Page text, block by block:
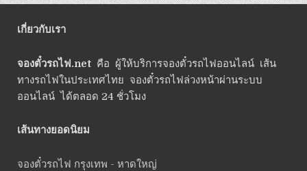
เกี่ยวกับเรา
จองตั๋วรถไฟ.net คือ ผู้ให้บริการจองตั๋วรถไฟออนไลน์ เส้น
ทางรถไฟในประเทศไทย จองตั๋วรถไฟล่วงหน้าผ่านระบบ
ออนไลน์ ได้ตลอด 24 ชั่วโมง
เส้นทางยอดนิยม
จองตั๋วรถไฟ กรุงเทพ - หาดใหญ่